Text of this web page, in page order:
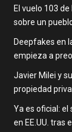
El vuelo 103
sobre un
Deepfakes en
empieza a
Javier Milei y
propiedad
Ya es oficial:
en EE.UU. tras